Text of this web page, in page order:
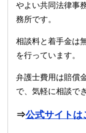
やよい共同法律事
務所です。
相談料と着手金は
を行っています。
弁護士費用は賠償
で、気軽に相談で
⇒公式サイトは